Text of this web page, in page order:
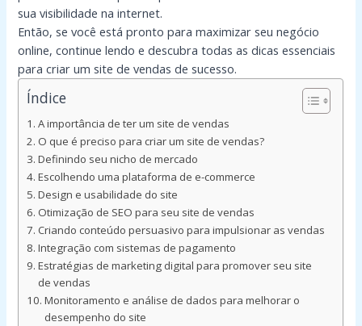
sua visibilidade na internet.
Então, se você está pronto para maximizar seu negócio
online, continue lendo e descubra todas as dicas essenciais
para criar um site de vendas de sucesso.
Índice
A importância de ter um site de vendas
O que é preciso para criar um site de vendas?
Definindo seu nicho de mercado
Escolhendo uma plataforma de e-commerce
Design e usabilidade do site
Otimização de SEO para seu site de vendas
Criando conteúdo persuasivo para impulsionar as vendas
Integração com sistemas de pagamento
Estratégias de marketing digital para promover seu site
de vendas
Monitoramento e análise de dados para melhorar o
desempenho do site